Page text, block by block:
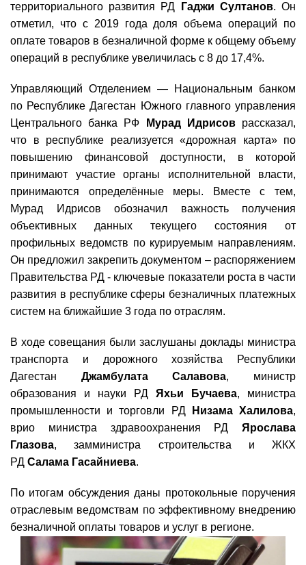
территориального развития РД
Гаджи Султанов. Он
отметил, что с 2019 года доля объема операций по
оплате товаров в безналичной форме к общему объему
операций в республике увеличилась с 8 до 17,4%.
Управляющий Отделением — Национальным банком
по Республике Дагестан Южного главного управления
Центрального банка РФ
Мурад Идрисоврассказал,
что в республике реализуется «дорожная карта» по
повышению финансовой доступности, в которой
принимают участие органы исполнительной власти,
принимаются определённые меры. Вместе с тем,
Мурад Идрисов обозначил важность получения
объективных данных текущего состояния от
профильных ведомств по курируемым направлениям.
Он предложил закрепить документом – распоряжением
Правительства РД - ключевые показатели роста в части
развития в республике сферы безналичных платежных
систем на ближайшие 3 года по отраслям.
В ходе совещания были заслушаны доклады министра
транспорта и дорожного хозяйства Республики
Дагестан Джамбулата Салавова, министр
образования и науки РД Яхьи Бучаева, министра
промышленности и торговли РД
Низама Халилова,
врио министра здравоохранения РД Ярослава
Глазова, замминистра строительства и ЖКХ
РД Салама Гасайниева.
По итогам обсуждения даны протокольные поручения
отраслевым ведомствам по эффективному внедрению
безналичной оплаты товаров и услуг в регионе.